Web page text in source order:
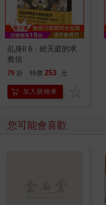
乩身II 6：給天庭的求
救信
79 折 特價 253 元
加入購物車
您可能會喜歡